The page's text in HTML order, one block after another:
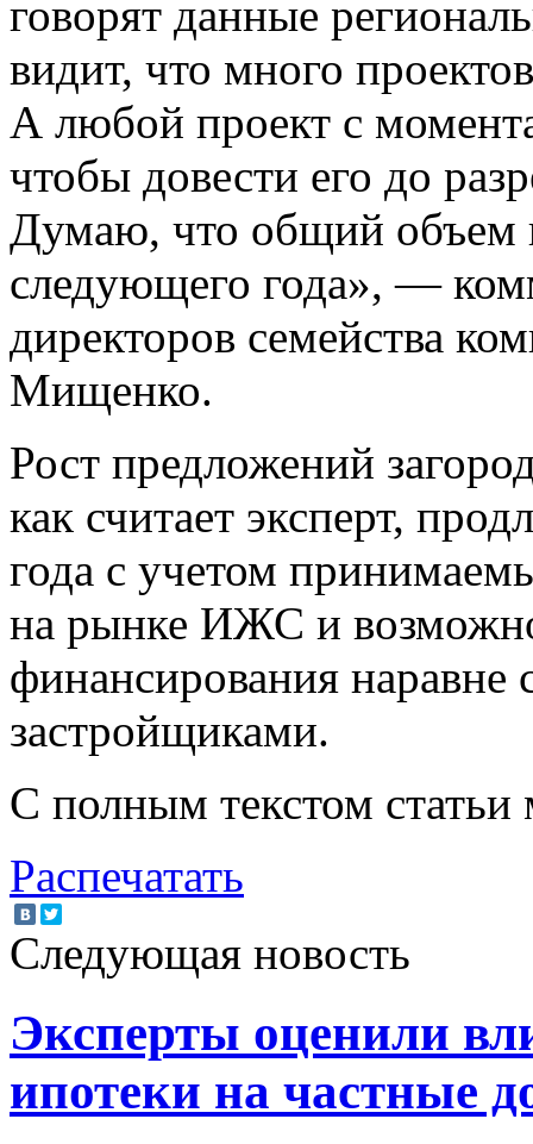
говорят данные
видит, что много
А любой проект с
чтобы довести его до
Думаю, что общий объем
следующего года», —
директоров семейства
Мищенко.
Рост предложений
как считает эксперт,
года с учетом
на рынке ИЖС и
финансирования
застройщиками.
С полным текстом
Распечатать
Следующая новость
Эксперты оценили
ипотеки на частные